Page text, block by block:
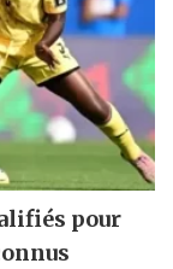
pour